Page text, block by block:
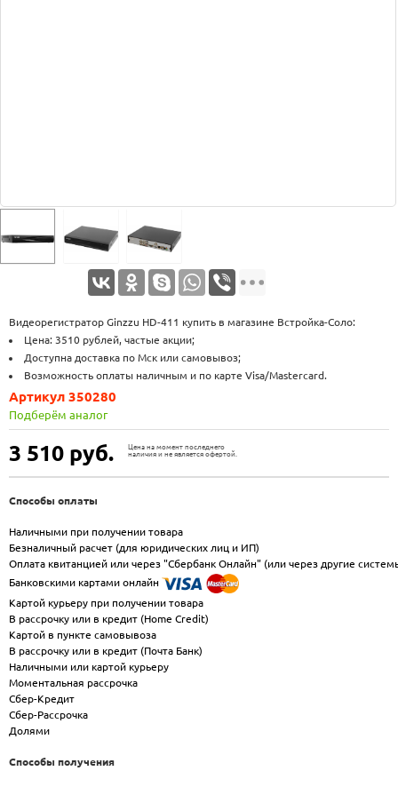
Видеорегистратор Ginzzu HD-411 купить в магазине Встройка-Соло:
Цена: 3510 рублей, частые акции;
Доступна доставка по Мск или самовывоз;
Возможность оплаты наличным и по карте Visa/Mastercard.
3 510 руб.
Цена на момент последнего
наличия и не является офертой.
Артикул 350280
Подберём аналог
Способы оплаты
Наличными при получении товара
Безналичный расчет (для юридических лиц и ИП)
Оплата квитанцией или через "Сбербанк Онлайн" (или через другие
Банковскими картами онлайн
Картой курьеру при получении товара
В рассрочку или в кредит (Home Credit)
Картой в пункте самовывоза
В рассрочку или в кредит (Почта Банк)
Наличными или картой курьеру
Моментальная рассрочка
Сбер-Кредит
Сбер-Рассрочка
Долями
Способы получения